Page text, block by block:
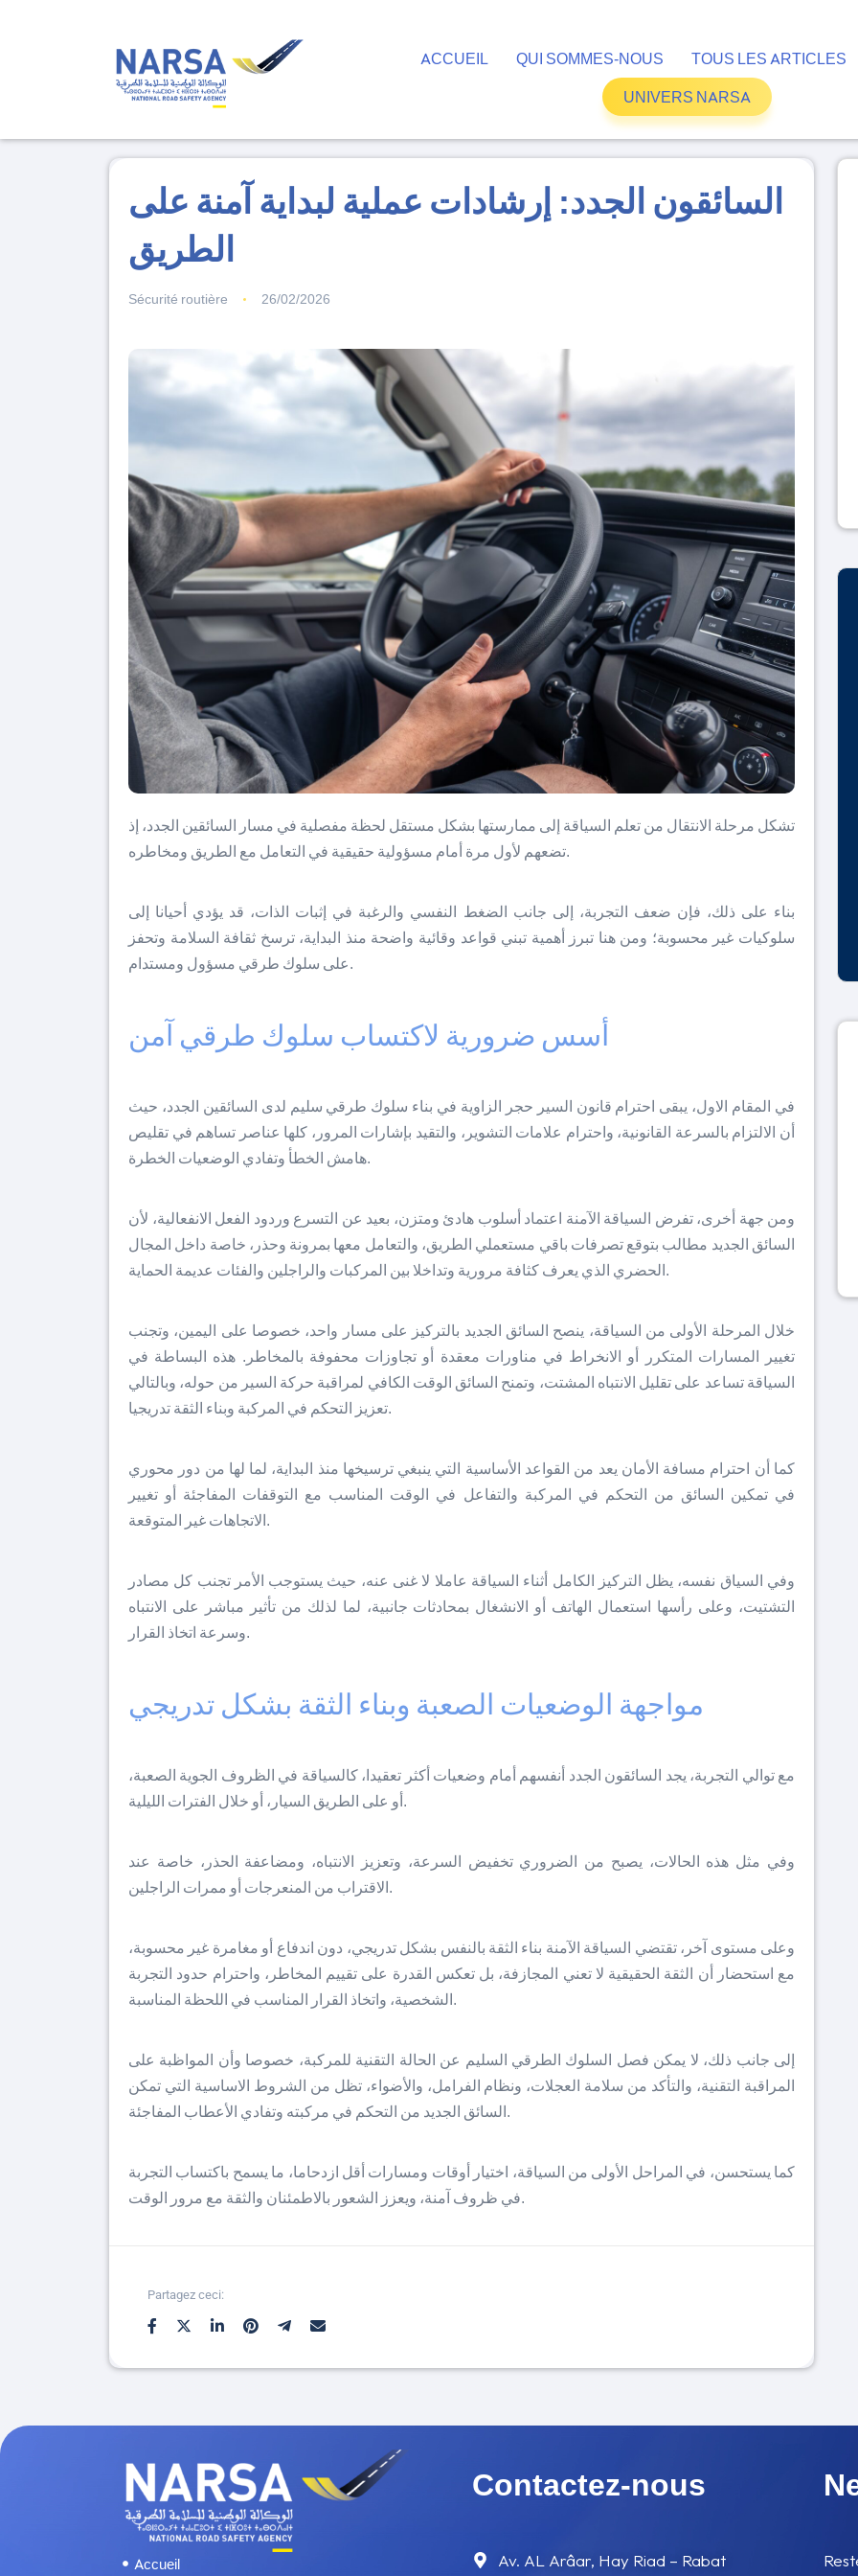
ACCUEIL QUI SOMMES-NOUS TOUS LES ARTICLES
UNIVERS NARSA
السائقون الجدد: إرشادات عملية لبداية آمنة على
الطريق
Sécurité routière 26/02/2026
تشكل مرحلة الانتقال من تعلم السياقة إلى ممارستها بشكل مستقل لحظة مفصلية في مسار السائقين الجدد، إذ
تضعهم لأول مرة أمام مسؤولية حقيقية في التعامل مع الطريق ومخاطره.
بناء على ذلك، فإن ضعف التجربة، إلى جانب الضغط النفسي والرغبة في إثبات الذات، قد يؤدي أحيانا إلى
سلوكيات غير محسوبة؛ ومن هنا تبرز أهمية تبني قواعد وقائية واضحة منذ البداية، ترسخ ثقافة السلامة وتحفز
على سلوك طرقي مسؤول ومستدام.
أسس ضرورية لاكتساب سلوك طرقي آمن
في المقام الاول، يبقى احترام قانون السير حجر الزاوية في بناء سلوك طرقي سليم لدى السائقين الجدد، حيث
أن الالتزام بالسرعة القانونية، واحترام علامات التشوير، والتقيد بإشارات المرور، كلها عناصر تساهم في تقليص
هامش الخطأ وتفادي الوضعيات الخطرة.
ومن جهة أخرى، تفرض السياقة الآمنة اعتماد أسلوب هادئ ومتزن، بعيد عن التسرع وردود الفعل الانفعالية، لأن
السائق الجديد مطالب بتوقع تصرفات باقي مستعملي الطريق، والتعامل معها بمرونة وحذر، خاصة داخل المجال
الحضري الذي يعرف كثافة مرورية وتداخلا بين المركبات والراجلين والفئات عديمة الحماية.
خلال المرحلة الأولى من السياقة، ينصح السائق الجديد بالتركيز على مسار واحد، خصوصا على اليمين، وتجنب
تغيير المسارات المتكرر أو الانخراط في مناورات معقدة أو تجاوزات محفوفة بالمخاطر. هذه البساطة في
السياقة تساعد على تقليل الانتباه المشتت، وتمنح السائق الوقت الكافي لمراقبة حركة السير من حوله، وبالتالي
تعزيز التحكم في المركبة وبناء الثقة تدريجيا.
كما أن احترام مسافة الأمان يعد من القواعد الأساسية التي ينبغي ترسيخها منذ البداية، لما لها من دور محوري
في تمكين السائق من التحكم في المركبة والتفاعل في الوقت المناسب مع التوقفات المفاجئة أو تغيير
الاتجاهات غير المتوقعة.
وفي السياق نفسه، يظل التركيز الكامل أثناء السياقة عاملا لا غنى عنه، حيث يستوجب الأمر تجنب كل مصادر
التشتيت، وعلى رأسها استعمال الهاتف أو الانشغال بمحادثات جانبية، لما لذلك من تأثير مباشر على الانتباه
وسرعة اتخاذ القرار.
مواجهة الوضعيات الصعبة وبناء الثقة بشكل تدريجي
مع توالي التجربة، يجد السائقون الجدد أنفسهم أمام وضعيات أكثر تعقيدا، كالسياقة في الظروف الجوية الصعبة،
أو على الطريق السيار، أو خلال الفترات الليلية.
وفي مثل هذه الحالات، يصبح من الضروري تخفيض السرعة، وتعزيز الانتباه، ومضاعفة الحذر، خاصة عند
الاقتراب من المنعرجات أو ممرات الراجلين.
وعلى مستوى آخر، تقتضي السياقة الآمنة بناء الثقة بالنفس بشكل تدريجي، دون اندفاع أو مغامرة غير محسوبة،
مع استحضار أن الثقة الحقيقية لا تعني المجازفة، بل تعكس القدرة على تقييم المخاطر، واحترام حدود التجربة
الشخصية، واتخاذ القرار المناسب في اللحظة المناسبة.
إلى جانب ذلك، لا يمكن فصل السلوك الطرقي السليم عن الحالة التقنية للمركبة، خصوصا وأن المواظبة على
المراقبة التقنية، والتأكد من سلامة العجلات، ونظام الفرامل، والأضواء، تظل من الشروط الاساسية التي تمكن
السائق الجديد من التحكم في مركبته وتفادي الأعطاب المفاجئة.
كما يستحسن، في المراحل الأولى من السياقة، اختيار أوقات ومسارات أقل ازدحاما، ما يسمح باكتساب التجربة
في ظروف آمنة، ويعزز الشعور بالاطمئنان والثقة مع مرور الوقت.
Partagez ceci:
Accueil
Contactez-nous
Av. AL Arâar, Hay Riad – Rabat